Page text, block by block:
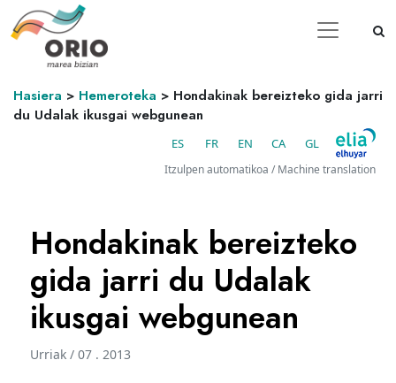
Hasiera > Hemeroteka > Hondakinak bereizteko gida jarri
du Udalak ikusgai webgunean
ES FR EN CA GL
Itzulpen automatikoa / Machine translation
Hondakinak bereizteko
gida jarri du Udalak
ikusgai webgunean
Urriak / 07 . 2013